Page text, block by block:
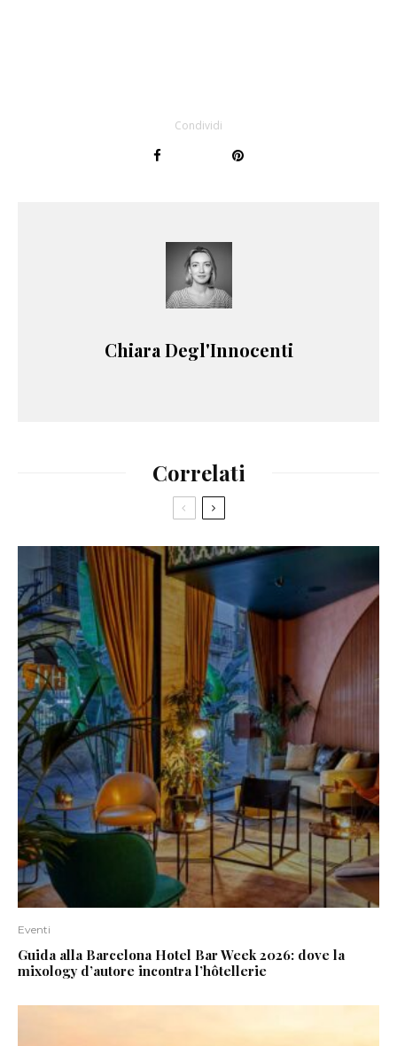
Condividi
Chiara Degl'Innocenti
Correlati
Eventi
Guida alla Barcelona Hotel Bar Week 2026: dove la
mixology d’autore incontra l’hôtellerie